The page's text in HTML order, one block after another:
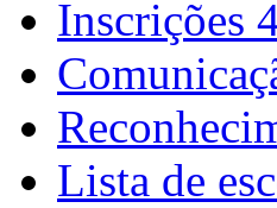
Inscrições
Lista de